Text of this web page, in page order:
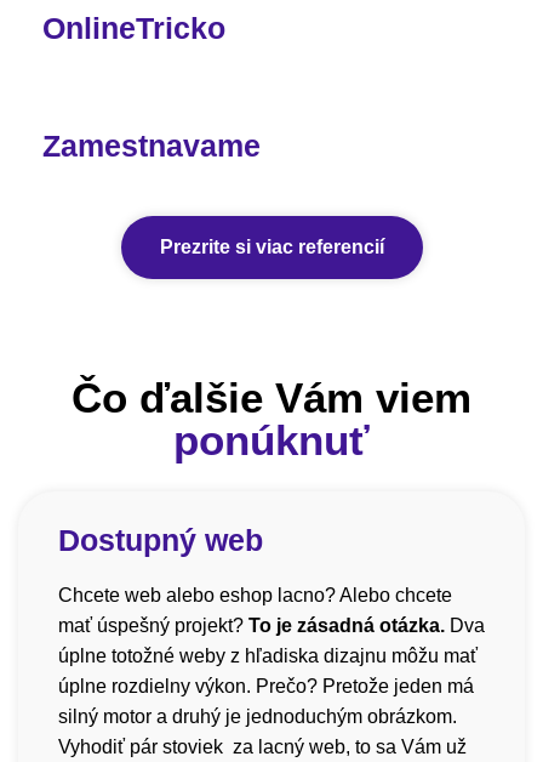
OnlineTricko
Zamestnavame
Prezrite si viac referencií
Čo ďalšie Vám viem
ponúknuť
Dostupný web
Chcete web alebo eshop lacno? Alebo chcete
mať úspešný projekt? To je zásadná otázka. Dva
úplne totožné weby z hľadiska dizajnu môžu mať
úplne rozdielny výkon. Prečo? Pretože jeden má
silný motor a druhý je jednoduchým obrázkom.
Vyhodiť pár stoviek za lacný web, to sa Vám už